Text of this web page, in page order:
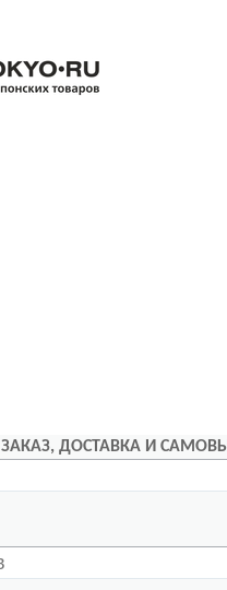
ЗАКАЗ, ДОСТАВКА И